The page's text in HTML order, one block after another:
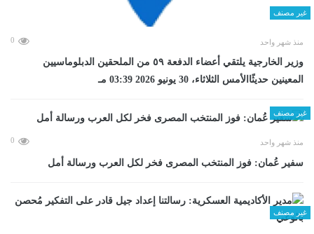
غير مصنف
منذ شهر واحد 0
وزير الخارجية يلتقي أعضاء الدفعة ٥٩ من الملحقين الدبلوماسيين
المعينين حديثًاالأمس الثلاثاء، 30 يونيو 2026 03:39 مـ
غير مصنف
منذ شهر واحد 0
سفير عُمان: فوز المنتخب المصرى فخر لكل العرب ورسالة أمل
غير مصنف